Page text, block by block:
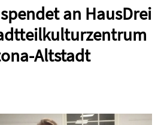
an HausDrei
Altstadt